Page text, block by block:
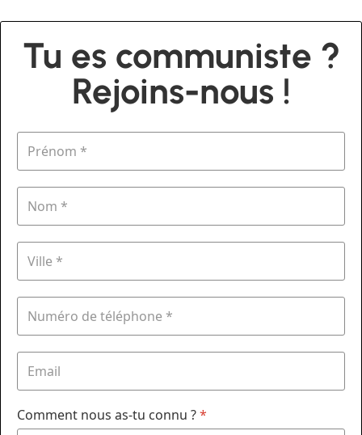
Tu es communiste ?
Rejoins-nous !
Comment nous as-tu connu ?*